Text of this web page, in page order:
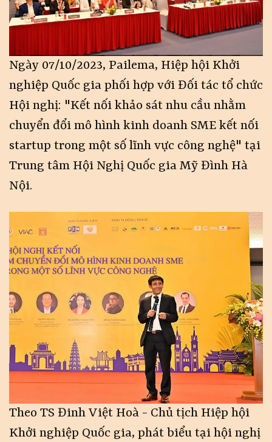
Ngày 07/10/2023, Pailema, Hiệp hội Khởi
nghiệp Quốc gia phối hợp với Đối tác tổ chức
Hội nghị: "Kết nối khảo sát nhu cầu nhằm
chuyển đổi mô hình kinh doanh SME kết nối
startup trong một số lĩnh vực công nghệ" tại
Trung tâm Hội Nghị Quốc gia Mỹ Đình Hà
Nội.
Theo TS Đinh Việt Hoà - Chủ tịch Hiệp hội
Khởi nghiệp Quốc gia, phát biểu tại hội nghị